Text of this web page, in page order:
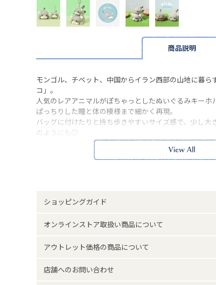
商品説明
モンゴル、チベット、中国からイラン西部の山地に暮ら
コ」。
人気のレアアニマルがぽちゃっとしたぬいぐるみキーホ
ぱっちりした瞳と体の模様まで細かく再現。
バッグに付けたりと持ち歩きやすいサイズ感で、少し
のようにも◎
並べてぬい撮りもオススメ。
ブルーブルーエでしか買えないオリジナル商品です。
素材・原材料
原産国
サイズについて
ショッピングガイド
オンラインストア取扱い商品について
アウトレット価格の商品について
店舗へのお問い合わせ